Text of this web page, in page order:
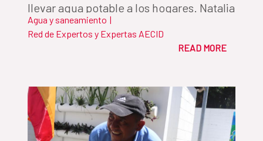
llevar agua potable a los hogares. Natalia
Gullón, del Fondo de Cooperación para
el Agua y Saneamiento de la
gobernanza del agua para alcanzar el
ODS 6.
Agua y saneamiento |
Red de Expertos y Expertas AECID
READ MORE